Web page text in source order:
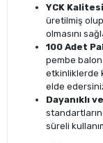
YCK Kalitesi
üretilmiş olup
olmasını
100 Adet
pembe
etkinliklerde
elde
Dayanıklı
süreli